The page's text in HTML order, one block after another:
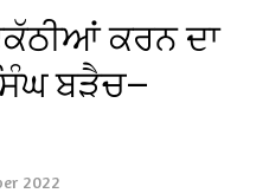
ਕਰਨ ਦਾ
ਬੜੈਚ—
2022